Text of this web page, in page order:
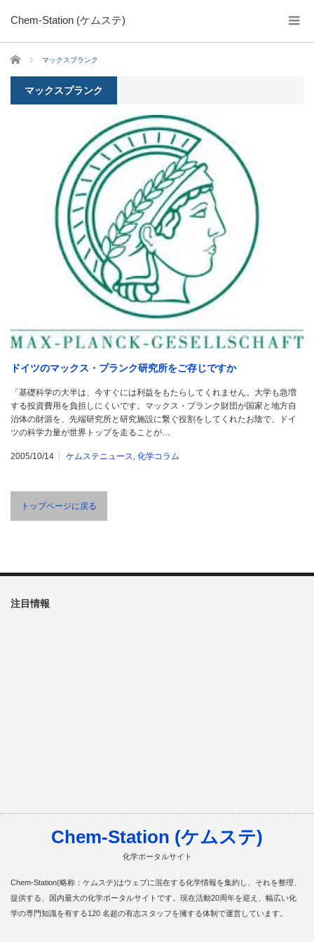
Chem-Station (ケムステ)
ホーム マックスプランク
マックスプランク
ドイツのマックス・プランク研究所をご存じですか
「基礎科学の大半は、今すぐには利益をもたらしてくれません。大学も急増
する投資費用を負担しにくいです。マックス・プランク財団が国家と地方自
治体の財源を、先端研究所と研究施設に繋ぐ役割をしてくれたお陰で、ドイ
ツの科学力量が世界トップを走ることが…
2005/10/14 ケムステニュース, 化学コラム
トップページに戻る
注目情報
Chem-Station (ケムステ)
化学ポータルサイト
Chem-Station(略称：ケムステ)はウェブに混在する化学情報を集約し、それを整理、
提供する、国内最大の化学ポータルサイトです。現在活動20周年を迎え、幅広い化
学の専門知識を有する120 名超の有志スタッフを擁する体制で運営しています。